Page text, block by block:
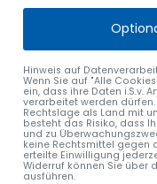
Hinweis auf
Wenn Sie auf "Alle
ein, dass ihre Daten i.S.v.
verarbeitet werden
Rechtslage als Land mit
besteht das Risiko, dass
und zu
keine Rechtsmittel gegen
erteilte Einwilligung
Widerruf können Sie über
ausführen.